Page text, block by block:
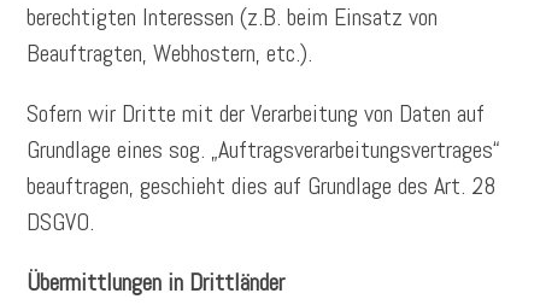
berechtigten Interessen (z.B. beim Einsatz von
Beauftragten, Webhostern, etc.).
Sofern wir Dritte mit der Verarbeitung von Daten auf
Grundlage eines sog. „Auftragsverarbeitungsvertrages“
beauftragen, geschieht dies auf Grundlage des Art. 28
DSGVO.
Übermittlungen in Drittländer